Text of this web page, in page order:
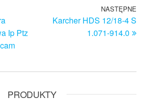
Ip Ptz
NASTĘPNE
Karcher HDS 12/18-4 S
1.071-914.0
PRODUKTY